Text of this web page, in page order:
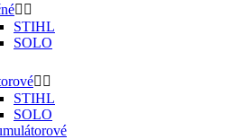
 
STIHL
SOLO
 
STIHL
SOLO